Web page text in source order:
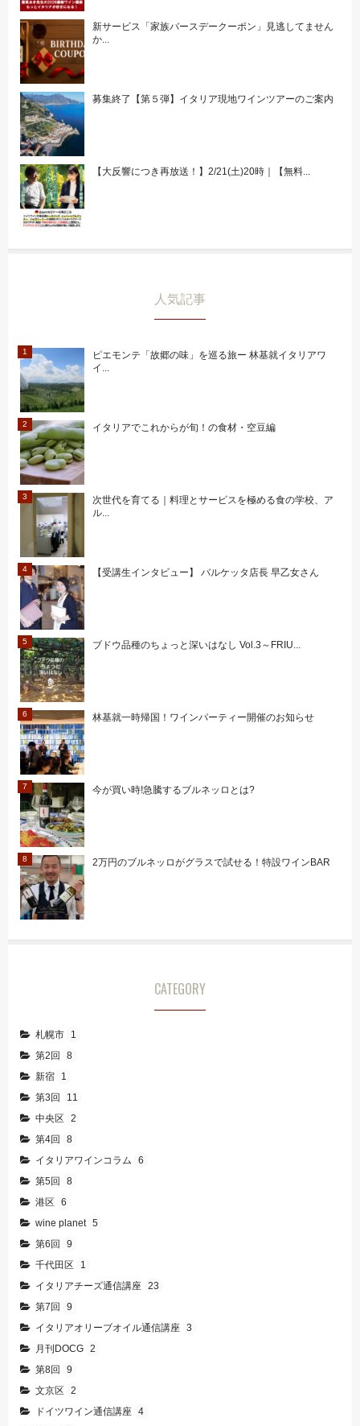
新サービス「家族バースデークーポン」見逃してません
か...
募集終了【第５弾】イタリア現地ワインツアーのご案内
【大反響につき再放送！】2/21(土)20時｜【無料...
人気記事
ピエモンテ「故郷の味」を巡る旅ー 林基就イタリアワ
イ...
イタリアでこれからが旬！の食材・空豆編
次世代を育てる｜料理とサービスを極める食の学校、ア
ル...
【受講生インタビュー】 バルケッタ店長 早乙女さん
ブドウ品種のちょっと深いはなし Vol.3～FRIU...
林基就一時帰国！ワインパーティー開催のお知らせ
今が買い時!急騰するブルネッロとは?
2万円のブルネッロがグラスで試せる！特設ワインBAR
CATEGORY
札幌市
1
第2回
8
新宿
1
第3回
11
中央区
2
第4回
8
イタリアワインコラム
6
第5回
8
港区
6
wine planet 5
第6回
9
千代田区
1
イタリアチーズ通信講座 23
第7回
9
イタリアオリーブオイル通信講座 3
月刊DOCG 2
第8回
9
文京区
2
ドイツワイン通信講座 4